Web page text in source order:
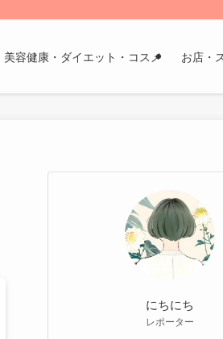
美容健康・ダイエット・コスメ お店・
にちにち
レポーター